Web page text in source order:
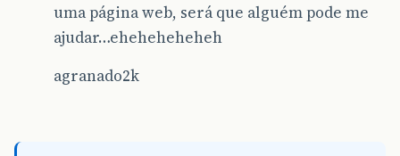
uma página web, será que alguém pode me
ajudar…eheheheheheh
agranado2k